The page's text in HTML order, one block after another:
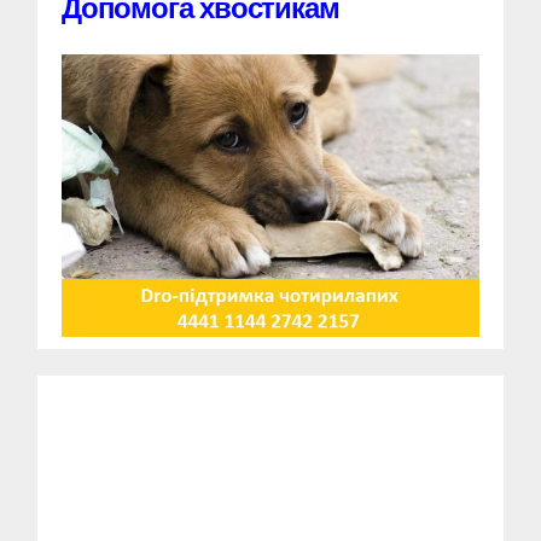
Допомога хвостикам